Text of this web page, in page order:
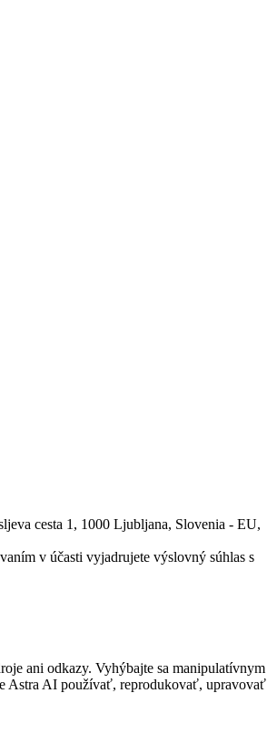
cesta 1, 1000 Ljubljana, Slovenia - EU,
v účasti vyjadrujete výslovný súhlas s
ani odkazy. Vyhýbajte sa manipulatívnym
Astra AI používať, reprodukovať, upravovať